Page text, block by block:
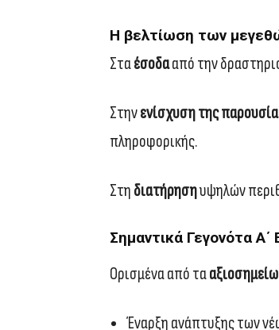
Η βελτίωση των
Σταέσοδααπό την
Στηνενίσχυση της
πληροφορικής.
Στη διατήρησηυψηλών
Σημαντικά Γεγονότα Α΄
Ορισμένα από τα
Έναρξη ανάπτυξης των